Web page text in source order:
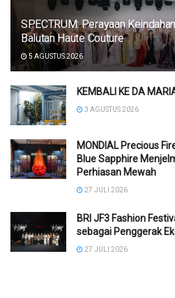
SPECTRUM: Perayaan
Balutan Haute Couture
5 AGUSTUS 2026
KEMBALI KE DA
3 AGUSTUS 2026
MONDIAL Precious
Blue Sapphire
Perhiasan Mewah
27 JULI 2026
BRI JF3 Fashion
sebagai Penggerak
27 JULI 2026